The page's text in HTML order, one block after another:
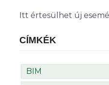
Itt értesülhet új
CÍMKÉK
BIM